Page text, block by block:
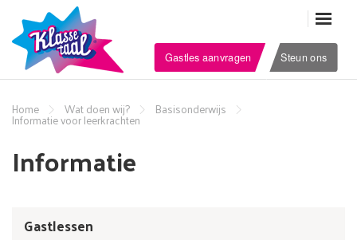
Gastles aanvragen Steun ons
Home Wat doen wij? Basisonderwijs
Informatie voor leerkrachten
Informatie
Gastlessen